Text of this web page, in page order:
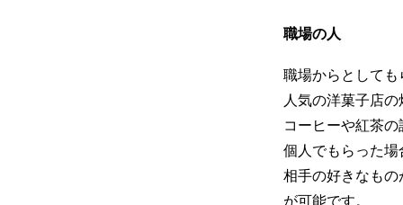
職場の人
職場からとして
人気の洋菓子店
コーヒーや紅茶
個人でもらった
相手の好きなも
が可能です。